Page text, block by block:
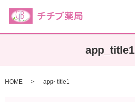
app_title1
HOME app_title1